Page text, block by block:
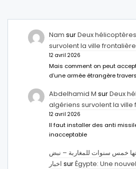
Nam surDeux
survolent la ville
12 avril 2026
Mais comment on peut
d’une armée étrangère
Abdelhamid M surDeux
algériens survolent la ville
12 avril 2026
Il faut installer des anti
inacceptable
خمس سنوات للمغاربة – نبض
اخبار surÉgypte: Une